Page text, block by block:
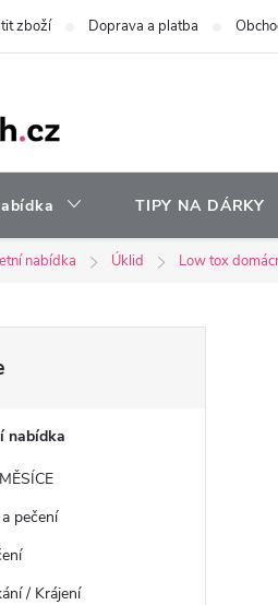
zboží Doprava a platba
TIPY NA DÁRKY
nabídka Úklid Low tox
nabídka
pečení
/ Krájení